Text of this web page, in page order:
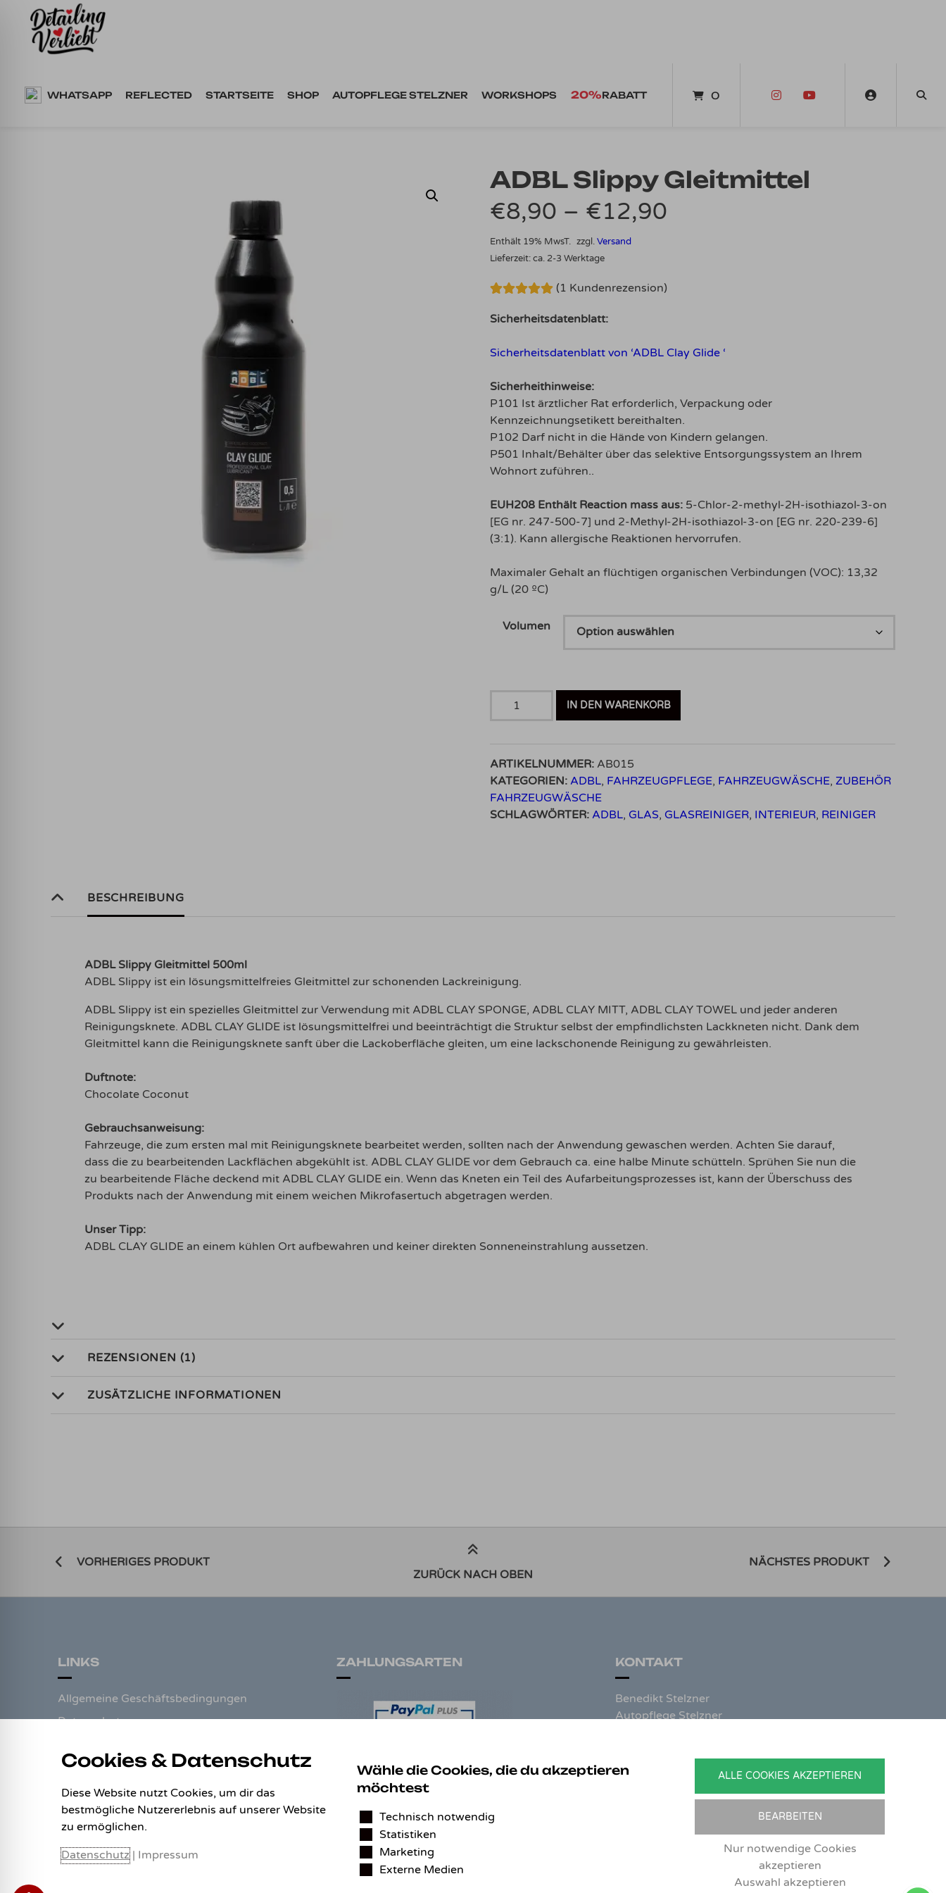
Springe
WHATSAPP REFLECTED STARTSEITE SHOP AUTOPFLEGE STELZNER WORKSHOPS 20%RABATT 0
ADBL Slippy Gleitmittel
€8,90 – €12,90
Enthält 19% MwsT. zzgl.Versand
Lieferzeit: ca. 2-3 Werktage
5.00von 5,
Kundenbewertung
(1 Kundenrezension)
Sicherheitsdatenblatt:
Sicherheitsdatenblatt von ‘ADBL Clay Glide ‘
Sicherheithinweise:
P101 Ist ärztlicher Rat erforderlich, Verpackung oder
Kennzeichnungsetikett bereithalten.
P102 Darf nicht in die Hände von Kindern gelangen.
P501 Inhalt/Behälter über das selektive Entsorgungssystem an Ihrem
Wohnort zuführen..
EUH208 Enthält Reaction mass aus: 5-Chlor-2-methyl-2H-isothiazol-3-on
[EG nr. 247-500-7] und 2-Methyl-2H-isothiazol-3-on [EG nr. 220-239-6]
(3:1). Kann allergische Reaktionen hervorrufen.
Maximaler Gehalt an flüchtigen organischen Verbindungen (VOC): 13,32
g/L (20 ºC)
Volumen
ADBL
IN DEN WARENKORB
ARTIKELNUMMER: AB015
KATEGORIEN: ADBL, FAHRZEUGPFLEGE, FAHRZEUGWÄSCHE, ZUBEHÖR
FAHRZEUGWÄSCHE
SCHLAGWÖRTER: ADBL, GLAS, GLASREINIGER, INTERIEUR, REINIGER
BESCHREIBUNG
ADBL Slippy Gleitmittel 500ml
ADBL Slippy ist ein lösungsmittelfreies Gleitmittel zur schonenden Lackreinigung.
ADBL Slippy ist ein spezielles Gleitmittel zur Verwendung mit ADBL CLAY SPONGE, ADBL CLAY MITT, ADBL CLAY TOWEL und jeder anderen
Reinigungsknete. ADBL CLAY GLIDE ist lösungsmittelfrei und beeinträchtigt die Struktur selbst der empfindlichsten Lackkneten nicht. Dank dem
Gleitmittel kann die Reinigungsknete sanft über die Lackoberfläche gleiten, um eine lackschonende Reinigung zu gewährleisten.
Duftnote:
Chocolate Coconut
Gebrauchsanweisung:
Fahrzeuge, die zum ersten mal mit Reinigungsknete bearbeitet werden, sollten nach der Anwendung gewaschen werden. Achten Sie darauf,
dass die zu bearbeitenden Lackflächen abgekühlt ist. ADBL CLAY GLIDE vor dem Gebrauch ca. eine halbe Minute schütteln. Sprühen Sie nun die
zu bearbeitende Fläche deckend mit ADBL CLAY GLIDE ein. Wenn das Kneten ein Teil des Aufarbeitungsprozesses ist, kann der Überschuss des
Produkts nach der Anwendung mit einem weichen Mikrofasertuch abgetragen werden.
Unser Tipp:
ADBL CLAY GLIDE an einem kühlen Ort aufbewahren und keiner direkten Sonneneinstrahlung aussetzen.
REZENSIONEN (1)
ZUSÄTZLICHE INFORMATIONEN
VORHERIGES PRODUKT
NÄCHSTES PRODUKT
ZURÜCK NACH OBEN
LINKS
Allgemeine Geschäftsbedingungen
Datenschutz
Zahlungsweisen
Versand & Lieferung
Widerrufsbelehrung
ZAHLUNGSARTEN KONTAKT
Benedikt Stelzner
Autopflege Stelzner
Deutschland
09746-9308051
service@detailingverliebt.de
Cookies & Datenschutz
Diese Website nutzt Cookies, um dir das
bestmögliche Nutzererlebnis auf unserer Website
zu ermöglichen.
Datenschutz | Impressum
Wähle die Cookies, die du akzeptieren
möchtest
Technisch notwendig
Statistiken
Marketing
Externe Medien
ALLE COOKIES AKZEPTIEREN
BEARBEITEN
Nur notwendige Cookies
akzeptieren
Auswahl akzeptieren